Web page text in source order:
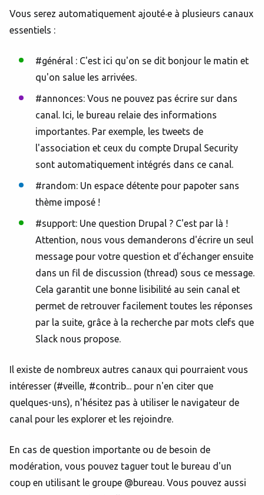
Vous serez automatiquement ajouté‧e à plusieurs canaux
essentiels :
#général : C'est ici qu'on se dit bonjour le matin et
qu'on salue les arrivées.
#annonces: Vous ne pouvez pas écrire sur dans
canal. Ici, le bureau relaie des informations
importantes. Par exemple, les tweets de
l'association et ceux du compte Drupal Security
sont automatiquement intégrés dans ce canal.
#random: Un espace détente pour papoter sans
thème imposé !
#support: Une question Drupal ? C'est par là !
Attention, nous vous demanderons d'écrire un seul
message pour votre question et d’échanger ensuite
dans un fil de discussion (thread) sous ce message.
Cela garantit une bonne lisibilité au sein canal et
permet de retrouver facilement toutes les réponses
par la suite, grâce à la recherche par mots clefs que
Slack nous propose.
Il existe de nombreux autres canaux qui pourraient vous
intéresser (#veille, #contrib... pour n'en citer que
quelques-uns), n'hésitez pas à utiliser le navigateur de
canal pour les explorer et les rejoindre.
En cas de question importante ou de besoin de
modération, vous pouvez taguer tout le bureau d'un
coup en utilisant le groupe @bureau. Vous pouvez aussi